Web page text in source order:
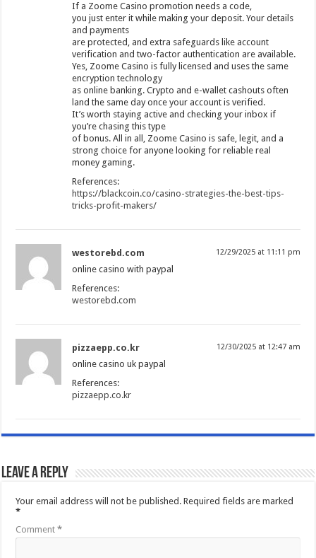
If a Zoome Casino promotion needs a code,
you just enter it while making your deposit. Your details
and payments
are protected, and extra safeguards like account
verification and two-factor authentication are available.
Yes, Zoome Casino is fully licensed and uses the same
encryption technology
as online banking. Crypto and e-wallet cashouts often
land the same day once your account is verified.
It’s worth staying active and checking your inbox if
you’re chasing this type
of bonus. All in all, Zoome Casino is safe, legit, and a
strong choice for anyone looking for reliable real
money gaming.
References:
https://blackcoin.co/casino-strategies-the-best-tips-
tricks-profit-makers/
westorebd.com 12/29/2025 at 11:11 pm
online casino with paypal
References:
westorebd.com
pizzaepp.co.kr 12/30/2025 at 12:47 am
online casino uk paypal
References:
pizzaepp.co.kr
Leave a Reply
Your email address will not be published. Required fields are marked
*
Comment*